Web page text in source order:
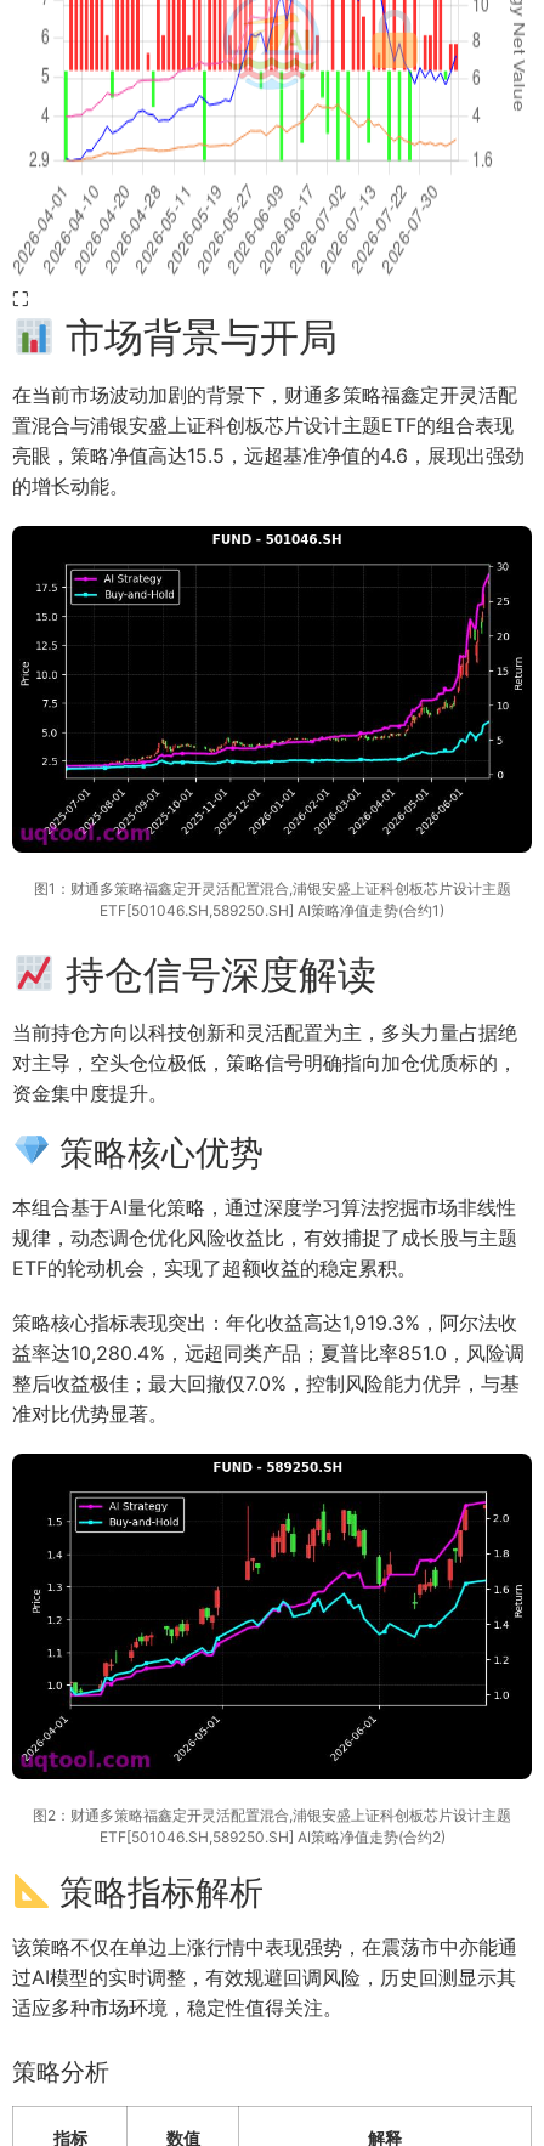
⛶
市场背景与开局
在当前市场波动加剧的背景下，财通多策略福鑫定开灵活配
置混合与浦银安盛上证科创板芯片设计主题ETF的组合表现
亮眼，策略净值高达15.5，远超基准净值的4.6，展现出强劲
的增长动能。
图1：财通多策略福鑫定开灵活配置混合,浦银安盛上证科创板芯片设计主题
ETF[501046.SH,589250.SH] AI策略净值走势(合约1)
持仓信号深度解读
当前持仓方向以科技创新和灵活配置为主，多头力量占据绝
对主导，空头仓位极低，策略信号明确指向加仓优质标的，
资金集中度提升。
策略核心优势
本组合基于AI量化策略，通过深度学习算法挖掘市场非线性
规律，动态调仓优化风险收益比，有效捕捉了成长股与主题
ETF的轮动机会，实现了超额收益的稳定累积。
策略核心指标表现突出：年化收益高达1,919.3%，阿尔法收
益率达10,280.4%，远超同类产品；夏普比率851.0，风险调
整后收益极佳；最大回撤仅7.0%，控制风险能力优异，与基
准对比优势显著。
图2：财通多策略福鑫定开灵活配置混合,浦银安盛上证科创板芯片设计主题
ETF[501046.SH,589250.SH] AI策略净值走势(合约2)
策略指标解析
该策略不仅在单边上涨行情中表现强势，在震荡市中亦能通
过AI模型的实时调整，有效规避回调风险，历史回测显示其
适应多种市场环境，稳定性值得关注。
策略分析
指标 数值 解释